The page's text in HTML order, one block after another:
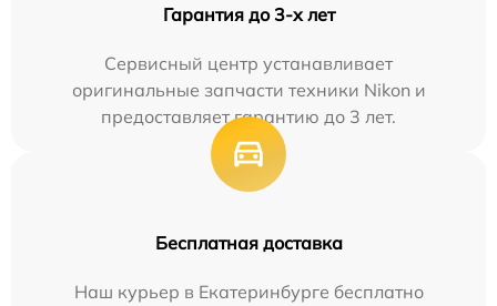
Гарантия до 3-х лет
Сервисный центр устанавливает
оригинальные запчасти техники Nikon и
предоставляет гарантию до 3 лет.
Бесплатная доставка
Наш курьер в Екатеринбурге бесплатно